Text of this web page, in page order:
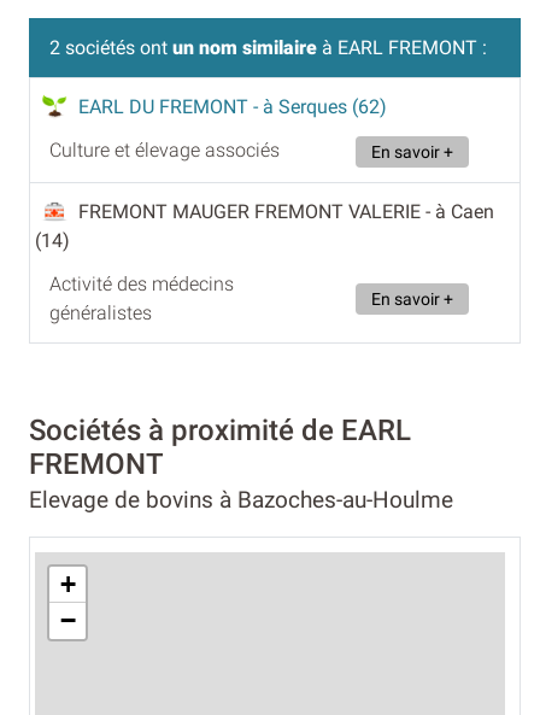
2 sociétés ont un nom similaire à EARL FREMONT :
EARL DU FREMONT - à Serques (62)
Culture et élevage associés
En savoir +
FREMONT MAUGER FREMONT VALERIE - à Caen
(14)
Activité des médecins
généralistes
En savoir +
Sociétés à proximité de EARL
FREMONT
Elevage de bovins à Bazoches-au-Houlme
+
−